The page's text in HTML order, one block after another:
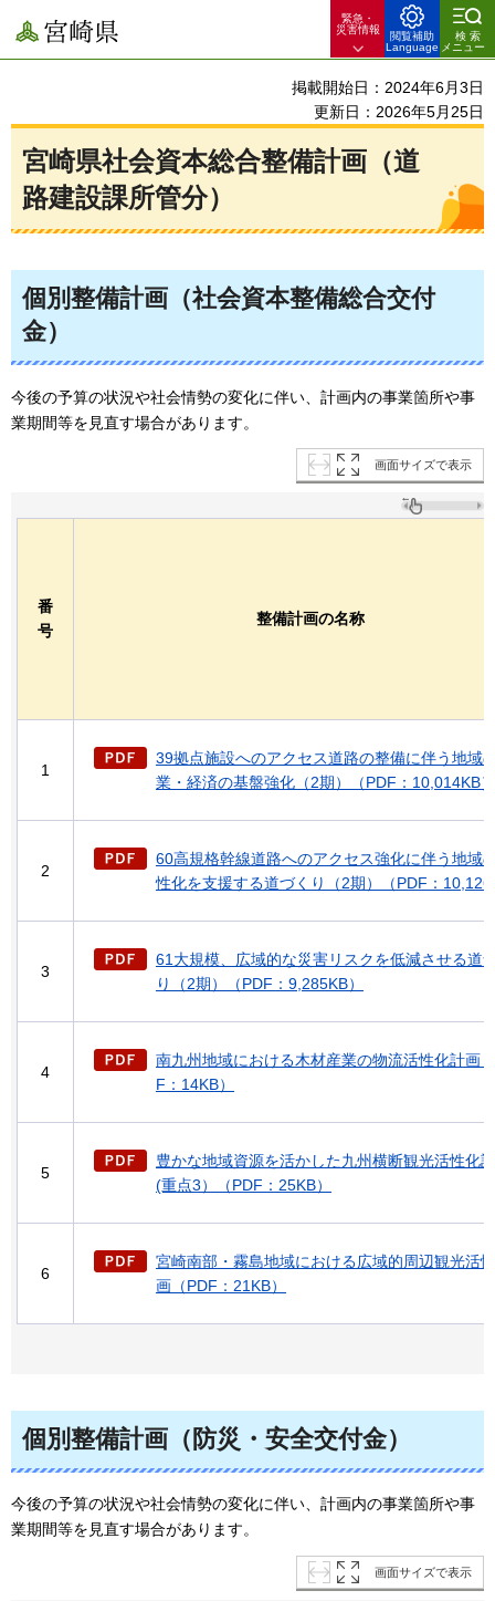
宮崎県
緊急・
災害情報
閲覧補助
Language
検索
メニュー
掲載開始日：2024年6月3日
更新日：2026年5月25日
宮崎県社会資本総合整備計画（道
路建設課所管分）
個別整備計画（社会資本整備総合交付
金）
今後の予算の状況や社会情勢の変化に伴い、計画内の事業箇所や事
業期間等を見直す場合があります。
画面サイズで表示
番
号
整備計画の名称
1
39拠点施設へのアクセス道路の整備に伴う地域
業・経済の基盤強化（2期）（PDF：10,014KB）
2
60高規格幹線道路へのアクセス強化に伴う地域
性化を支援する道づくり（2期）（PDF：
3
61大規模、広域的な災害リスクを低減させる道
り（2期）（PDF：9,285KB）
4
南九州地域における木材産業の物流活性化計画
F：14KB）
5
豊かな地域資源を活かした九州横断観光活性化
(重点3）（PDF：25KB）
6
宮崎南部・霧島地域における広域的周辺観光活
画（PDF：21KB）
個別整備計画（防災・安全交付金）
今後の予算の状況や社会情勢の変化に伴い、計画内の事業箇所や事
業期間等を見直す場合があります。
画面サイズで表示